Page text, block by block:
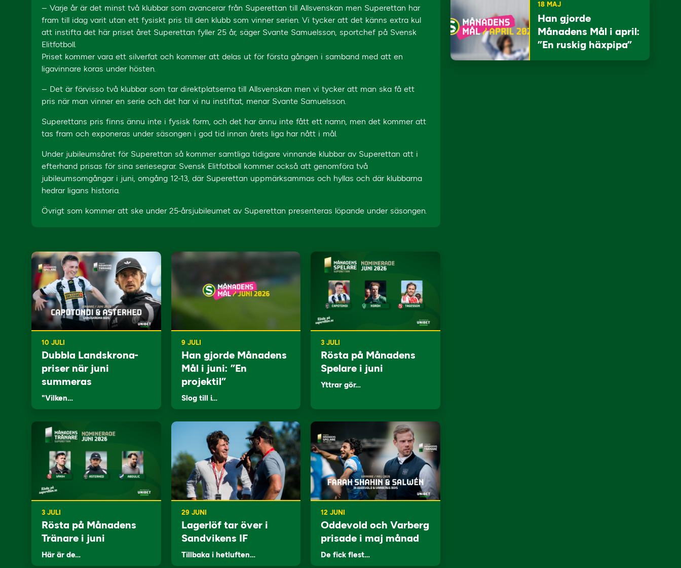
– Varje år är det minst två klubbar som avancerar från Superettan till Allsvenskan men Superettan har
fram till idag varit utan ett fysiskt pris till den klubb som vinner serien. Vi tycker att det känns extra kul
att instifta det här priset året Superettan fyller 25 år, säger Svante Samuelsson, sportchef på Svensk
Elitfotboll.
Priset kommer vara ett silverfat och kommer att delas ut för första gången i samband med att en
ligavinnare koras under hösten.
– Det är förvisso två klubbar som tar direktplatserna till Allsvenskan men vi tycker att man ska få ett
pris när man vinner en serie och det har vi nu instiftat, menar Svante Samuelsson.
Superettans pris finns ännu inte i fysisk form, och det har ännu inte fått ett namn, men det kommer att
tas fram och exponeras under säsongen i god tid innan årets liga har nått i mål.
Under jubileumsåret för Superettan så kommer samtliga tidigare vinnande klubbar av Superettan att i
efterhand prisas för sina seriesegrar. Svensk Elitfotboll kommer också att genomföra två
jubileumsomgångar i juni, omgång 12-13, där Superettan uppmärksammas och hyllas och där klubbarna
hedrar ligans historia.
Övrigt som kommer att ske under 25-årsjubileumet av Superettan presenteras löpande under säsongen.
10 JULI
Dubbla Landskrona-
priser när juni
summeras
"Vilken…
9 JULI
Han gjorde Månadens
Mål i juni: ”En
projektil”
Slog till i…
3 JULI
Rösta på Månadens
Spelare i juni
Yttrar gör…
3 JULI
Rösta på Månadens
Tränare i juni
Här är de…
29 JUNI
Lagerlöf tar över i
Sandvikens IF
Tillbaka i hetluften…
12 JUNI
Oddevold och Varberg
prisade i maj månad
De fick flest…
18 MAJ
Han gjorde
Månadens Mål i april:
”En ruskig häxpipa”